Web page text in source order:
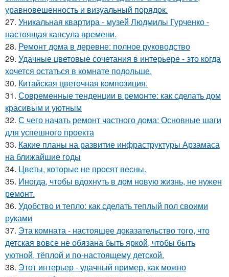
уравновешенность и визуальный порядок.
27. Уникальная квартира - музей Людмилы Гурченко -
настоящая капсула времени.
28. Ремонт дома в деревне: полное руководство
29. Удачные цветовые сочетания в интерьере - это когда
хочется остаться в комнате подольше.
30. Китайская цветочная композиция.
31. Современные тенденции в ремонте: как сделать дом
красивым и уютным
32. С чего начать ремонт частного дома: Основные шаги
для успешного проекта
33. Какие планы на развитие инфраструктуры Арзамаса
на ближайшие годы
34. Цветы, которые не просят весны.
35. Иногда, чтобы вдохнуть в дом новую жизнь, не нужен
ремонт.
36. Удобство и тепло: как сделать теплый пол своими
руками
37. Эта комната - настоящее доказательство того, что
детская вовсе не обязана быть яркой, чтобы быть
уютной, тёплой и по-настоящему детской.
38. Этот интерьер - удачный пример, как можно